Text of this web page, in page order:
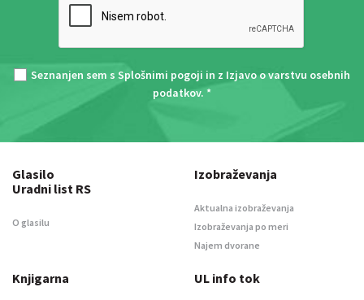
Seznanjen sem s Splošnimi pogoji in z Izjavo o varstvu osebnih
podatkov. *
Glasilo
Uradni list RS
O glasilu
Izobraževanja
Aktualna izobraževanja
Izobraževanja po meri
Najem dvorane
Knjigarna UL info tok